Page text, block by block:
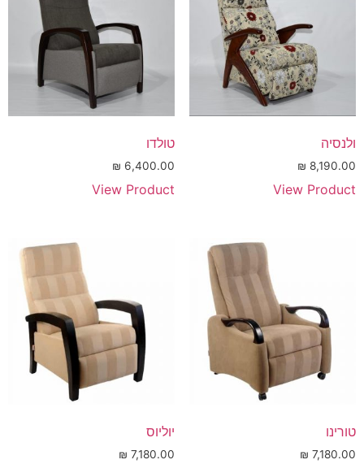
ולנסיה
₪ 8,190.00
View Product
טולדו
₪ 6,400.00
View Product
טורינו
₪ 7,180.00
יוליוס
₪ 7,180.00